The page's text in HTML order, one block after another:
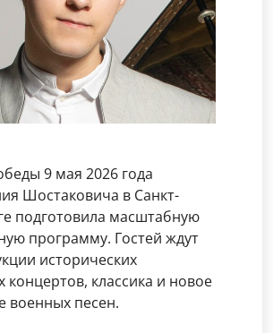
9 мая 2026 года
Шостаковича в Санкт-
подготовила масштабную
программу. Гостей ждут
исторических
концертов, классика и новое
военных песен.